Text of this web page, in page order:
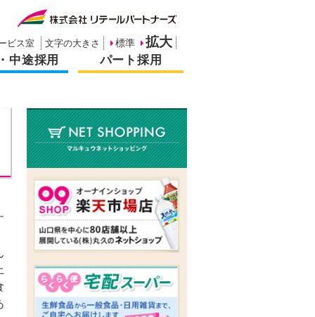
ビス室 文字の大きさ 標準 拡大
中途採用 パート採用